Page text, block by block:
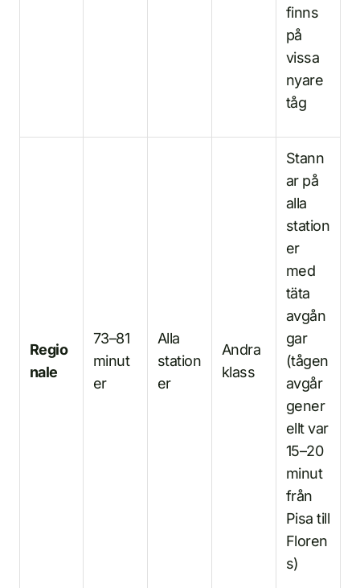
finns
på
vissa
nyare
tåg
Regio
nale
73–81
minut
er
Alla
station
er
Andra
klass
Stann
ar på
alla
station
er
med
täta
avgån
gar
(tågen
avgår
gener
ellt var
15–20
minut
från
Pisa till
Floren
s)